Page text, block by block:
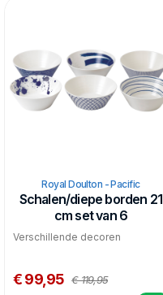
Royal Doulton - Pacific
Schalen/diepe borden 21
cm set van 6
Verschillende decoren
€ 99,95 € 119,95